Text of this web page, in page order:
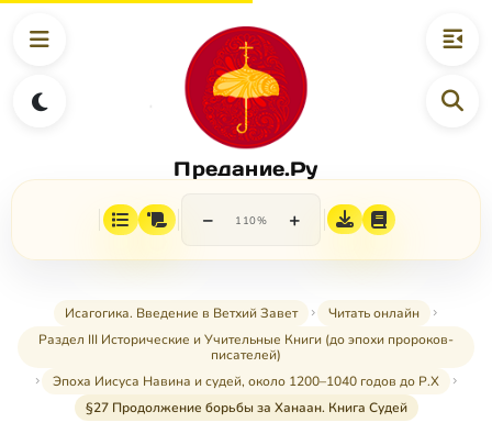
Предание.Ру
− 110% +
Исагогика. Введение в Ветхий Завет
Читать онлайн
Раздел III Исторические и Учительные Книги (до эпохи пророков-
писателей)
Эпоха Иисуса Навина и судей, около 1200–1040 годов до Р.Х
§27 Продолжение борьбы за Ханаан. Книга Судей